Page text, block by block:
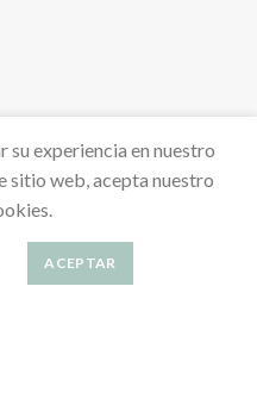
su experiencia en nuestro
sitio web, acepta nuestro
ACEPTAR